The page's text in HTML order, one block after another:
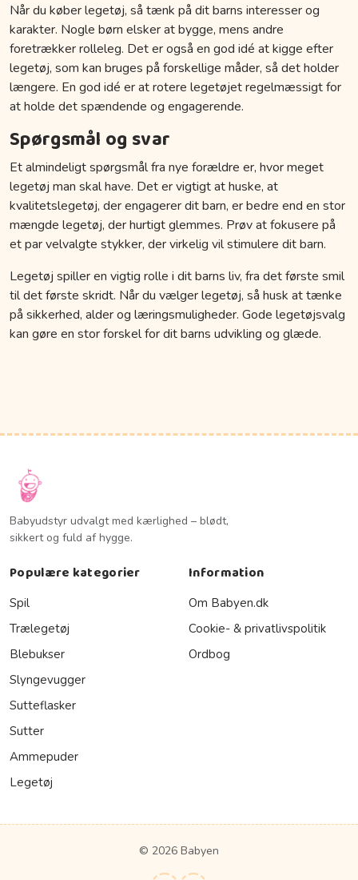
Når du køber legetøj, så tænk på dit barns interesser og
karakter. Nogle børn elsker at bygge, mens andre
foretrækker rolleleg. Det er også en god idé at kigge efter
legetøj, som kan bruges på forskellige måder, så det holder
længere. En god idé er at rotere legetøjet regelmæssigt for
at holde det spændende og engagerende.
Spørgsmål og svar
Et almindeligt spørgsmål fra nye forældre er, hvor meget
legetøj man skal have. Det er vigtigt at huske, at
kvalitetslegetøj, der engagerer dit barn, er bedre end en stor
mængde legetøj, der hurtigt glemmes. Prøv at fokusere på
et par velvalgte stykker, der virkelig vil stimulere dit barn.
Legetøj spiller en vigtig rolle i dit barns liv, fra det første smil
til det første skridt. Når du vælger legetøj, så husk at tænke
på sikkerhed, alder og læringsmuligheder. Gode legetøjsvalg
kan gøre en stor forskel for dit barns udvikling og glæde.
Babyudstyr udvalgt med kærlighed – blødt,
sikkert og fuld af hygge.
Populære kategorier
Spil
Trælegetøj
Blebukser
Slyngevugger
Sutteflasker
Sutter
Ammepuder
Legetøj
Information
Om Babyen.dk
Cookie- & privatlivspolitik
Ordbog
© 2026 Babyen